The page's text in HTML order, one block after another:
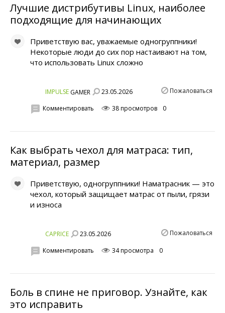
Лучшие дистрибутивы Linux, наиболее
подходящие для начинающих
Приветствую вас, уважаемые одногруппники!
Некоторые люди до сих пор настаивают на том,
что использовать Linux сложно
IMPULSE GAMER 23.05.2026 Пожаловаться
Комментировать 38 просмотров 0
Как выбрать чехол для матраса: тип,
материал, размер
Приветствую, одногруппники! Наматрасник — это
чехол, который защищает матрас от пыли, грязи
и износа
CAPRICE 23.05.2026 Пожаловаться
Комментировать 34 просмотра 0
Боль в спине не приговор. Узнайте, как
это исправить